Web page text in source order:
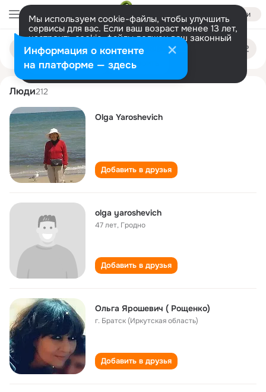
Войти
Мы используем cookie-файлы, чтобы улучшить
сервисы для вас. Если ваш возраст менее 13 лет,
настроить cookie-файлы должен ваш законный
представитель. Больше информации
Разрешить все Настроить
Поиск
людям
olga yaroshevich
Люди212
Olga Yaroshevich
Добавить в друзья
olga yaroshevich
47 лет, Гродно
Добавить в друзья
Ольга Ярошевич ( Рощенко)
г. Братск (Иркутская область)
Добавить в друзья
Информация о контенте
на платформе — здесь